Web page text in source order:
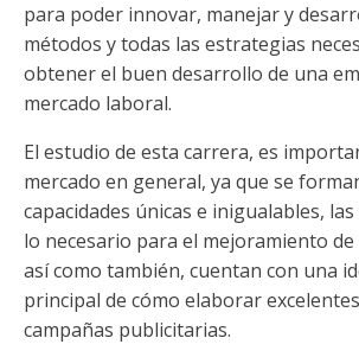
para poder innovar, manejar y
métodos y todas las estrategias
obtener el buen desarrollo de una
mercado laboral.
El estudio de esta carrera, es
mercado en general, ya que se
capacidades únicas e inigualables,
lo necesario para el mejoramiento
así como también, cuentan con una
principal de cómo elaborar
campañas publicitarias.